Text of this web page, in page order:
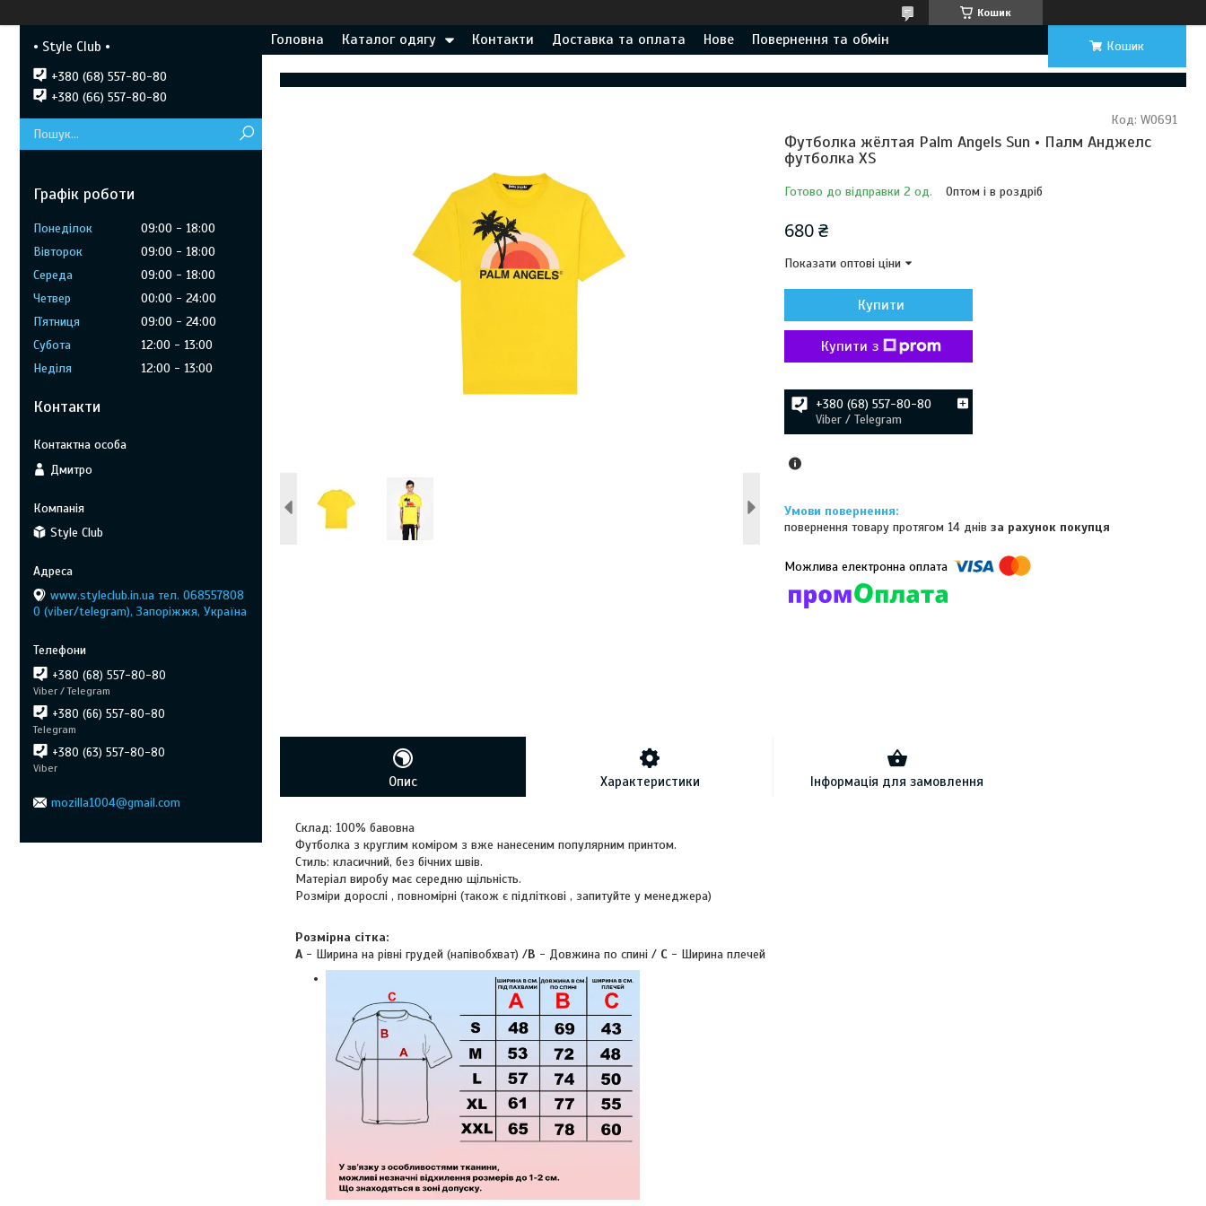
Кошик
Головна Каталог одягу Контакти Доставка та оплата Нове Повернення та обмін Кошик
Футболка жёлтая Palm Angels Sun • Палм Анджелс
футболка XS
Готово до відправки 2 од. Оптом і в роздріб
Код: W0691
680 ₴
Показати оптові ціни
Купити
Купити з
+380 (68) 557-80-80
Viber / Telegram
повернення товару протягом 14 днівза рахунок покупця
Опис Характеристики Інформація для замовлення
Склад: 100% бавовна
Футболка з круглим коміром з вже нанесеним популярним принтом.
Стиль: класичний, без бічних швів.
Матеріал виробу має середню щільність.
Розміри дорослі , повномірні (також є підліткові , запитуйте у менеджера)
Розмірна сітка:
A - Ширина на рівні грудей (напівобхват) /B - Довжина по спині / C - Ширина плечей
• Style Club •
+380 (68) 557-80-80
+380 (66) 557-80-80
Графік роботи
Понеділок 09:00
18:00
Вівторок
09:00
18:00
Середа
09:00
18:00
Четвер
00:00
24:00
Пʼятниця
09:00
24:00
Субота
12:00
13:00
Неділя
12:00 13:00
Контакти
Дмитро
Style Club
www.styleclub.in.ua тел. 068557808
0 (viber/telegram), Запоріжжя, Україна
+380 (68) 557-80-80
Viber / Telegram
+380 (66) 557-80-80
Telegram
+380 (63) 557-80-80
Viber
mozilla1004@gmail.com